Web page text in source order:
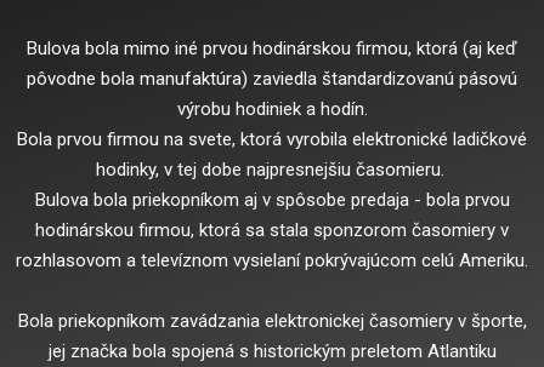
Bulova bola mimo iné prvou hodinárskou firmou, ktorá (aj keď
pôvodne bola manufaktúra) zaviedla štandardizovanú pásovú
výrobu hodiniek a hodín.
Bola prvou firmou na svete, ktorá vyrobila elektronické ladičkové
hodinky, v tej dobe najpresnejšiu časomieru.
Bulova bola priekopníkom aj v spôsobe predaja - bola prvou
hodinárskou firmou, ktorá sa stala sponzorom časomiery v
rozhlasovom a televíznom vysielaní pokrývajúcom celú Ameriku.
Bola priekopníkom zavádzania elektronickej časomiery v športe,
jej značka bola spojená s historickým preletom Atlantiku